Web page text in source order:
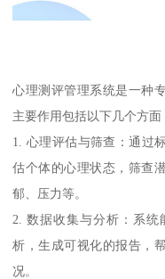
心理测评管理系统是一种
主要作用包括以下几个方面
1. 心理评估与筛查：通过
估个体的心理状态，筛查
郁、压力等。
2. 数据收集与分析：系
析，生成可视化的报告，
况。